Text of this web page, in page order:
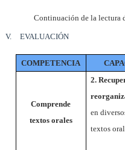
Continuación de la lectura
V. EVALUACIÓN
COMPETENCIA
Comprende
textos orales
2.
en
textos